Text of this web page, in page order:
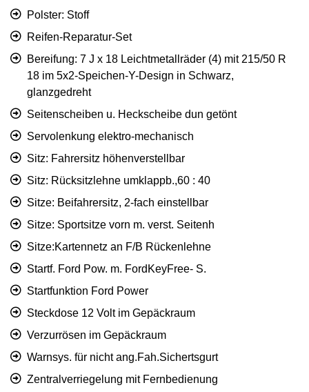
Polster: Stoff
Reifen-Reparatur-Set
Bereifung: 7 J x 18 Leichtmetallräder (4) mit 215/50 R
18 im 5x2-Speichen-Y-Design in Schwarz,
glanzgedreht
Seitenscheiben u. Heckscheibe dun getönt
Servolenkung elektro-mechanisch
Sitz: Fahrersitz höhenverstellbar
Sitz: Rücksitzlehne umklappb.,60 : 40
Sitze: Beifahrersitz, 2-fach einstellbar
Sitze: Sportsitze vorn m. verst. Seitenh
Sitze:Kartennetz an F/B Rückenlehne
Startf. Ford Pow. m. FordKeyFree- S.
Startfunktion Ford Power
Steckdose 12 Volt im Gepäckraum
Verzurrösen im Gepäckraum
Warnsys. für nicht ang.Fah.Sichertsgurt
Zentralverriegelung mit Fernbedienung